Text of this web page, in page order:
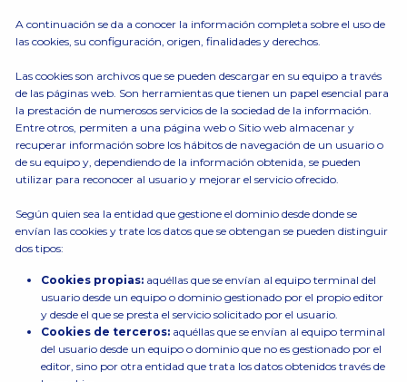
A continuación se da a conocer la información completa sobre el uso de
las cookies, su configuración, origen, finalidades y derechos.
Las cookies son archivos que se pueden descargar en su equipo a través
de las páginas web. Son herramientas que tienen un papel esencial para
la prestación de numerosos servicios de la sociedad de la información.
Entre otros, permiten a una página web o Sitio web almacenar y
recuperar información sobre los hábitos de navegación de un usuario o
de su equipo y, dependiendo de la información obtenida, se pueden
utilizar para reconocer al usuario y mejorar el servicio ofrecido.
Según quien sea la entidad que gestione el dominio desde donde se
envían las cookies y trate los datos que se obtengan se pueden distinguir
dos tipos:
Cookies propias: aquéllas que se envían al equipo terminal del
usuario desde un equipo o dominio gestionado por el propio editor
y desde el que se presta el servicio solicitado por el usuario.
Cookies de terceros: aquéllas que se envían al equipo terminal
del usuario desde un equipo o dominio que no es gestionado por el
editor, sino por otra entidad que trata los datos obtenidos través de